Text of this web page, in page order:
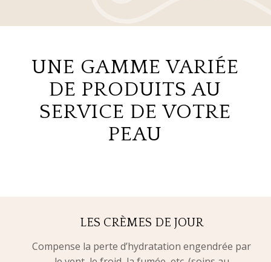
UNE GAMME VARIÉE
DE PRODUITS AU
SERVICE DE VOTRE
PEAU
LES CRÈMES DE JOUR
Compense la perte d’hydratation engendrée par